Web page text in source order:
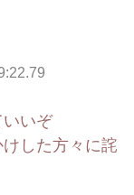
いぞ
した方々に詫